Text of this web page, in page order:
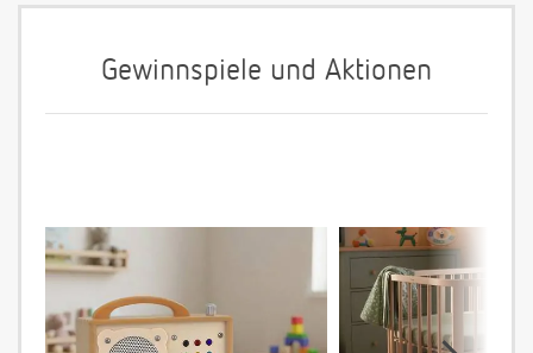
Gewinnspiele und Aktionen